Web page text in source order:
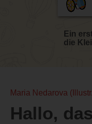
Ein
die
Maria Nedarova
Hallo,